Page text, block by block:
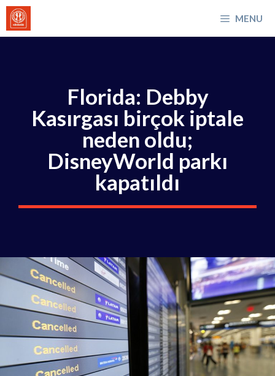
İçeriğe
atla
MENU
Florida: Debby
Kasırgası birçok iptale
neden oldu;
DisneyWorld parkı
kapatıldı